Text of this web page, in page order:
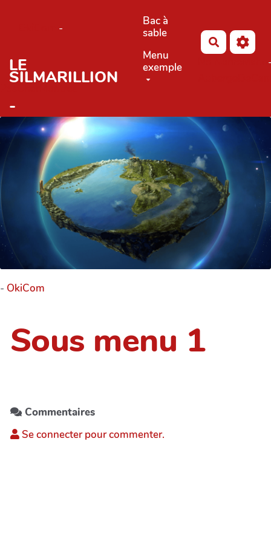
LE
SILMARILLION
-
-
Bac à
sable
Menu
exemple
Rechercher
- OkiCom
Sous menu 1
Commentaires
Se connecter pour commenter.